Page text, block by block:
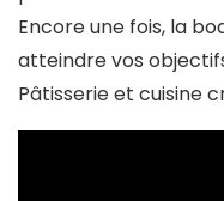
Encore une fois, la
atteindre vos
Pâtisserie et cuisine